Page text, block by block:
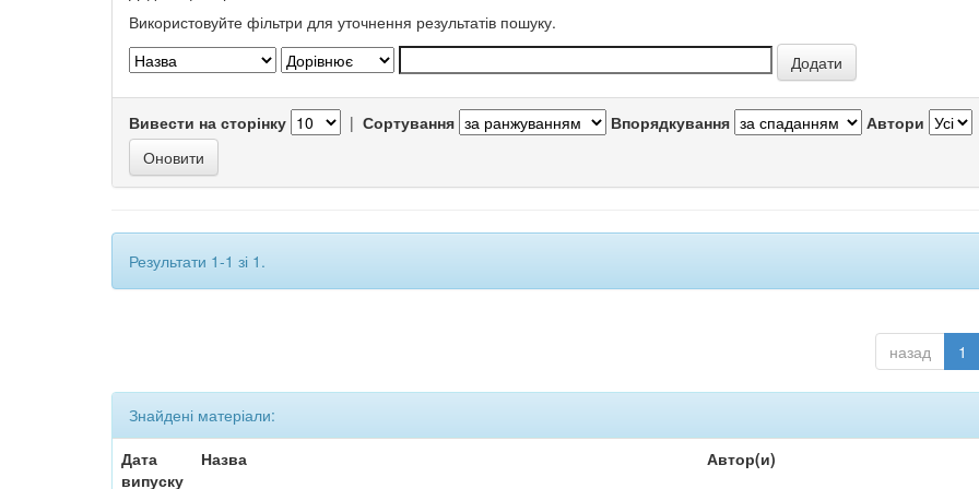
Використовуйте фільтри для уточнення результатів пошуку.
Вивести на сторінку | Сортування Впорядкування Автори
Результати 1-1 зі 1.
назад 1
Знайдені матеріали:
Дата
випуску
Назва Автор(и)